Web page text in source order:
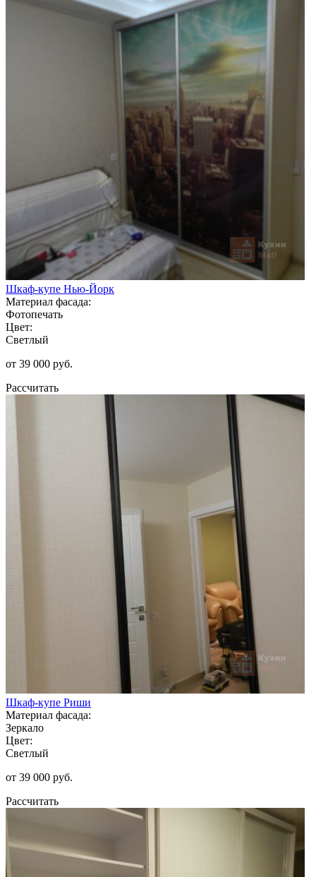
Шкаф-купе Нью-Йорк
Материал фасада:
Фотопечать
Цвет:
Светлый
от 39 000 руб.
Рассчитать
Шкаф-купе Риши
Материал фасада:
Зеркало
Цвет:
Светлый
от 39 000 руб.
Рассчитать